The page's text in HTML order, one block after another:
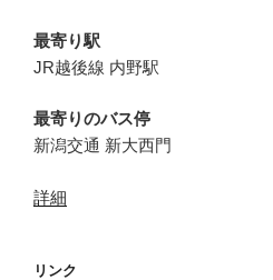
最寄り駅
JR越後線 内野駅
最寄りのバス停
新潟交通 新大西門
詳細
リンク